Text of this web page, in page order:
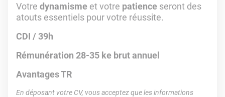
Votre dynamisme et votre patience seront des
atouts essentiels pour votre réussite.
CDI / 39h
Rémunération 28-35 ke brut annuel
Avantages TR
En déposant votre CV, vous acceptez que les informations